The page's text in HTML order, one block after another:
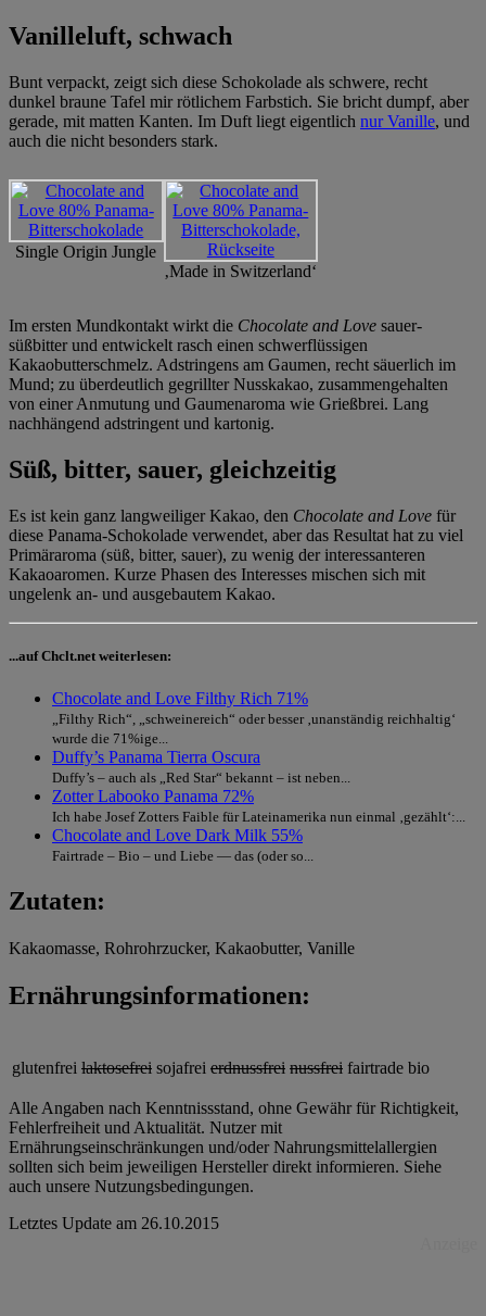
Vanilleluft, schwach
Bunt verpackt, zeigt sich diese Schokolade als schwere, recht
dunkel braune Tafel mir rötlichem Farbstich. Sie bricht dumpf, aber
gerade, mit matten Kanten. Im Duft liegt eigentlich nur Vanille, und
auch die nicht besonders stark.
Single Origin Jungle
‚Made in Switzerland‘
Im ersten Mundkontakt wirkt die Chocolate and Love sauer-
süßbitter und entwickelt rasch einen schwerflüssigen
Kakaobutterschmelz. Adstringens am Gaumen, recht säuerlich im
Mund; zu überdeutlich gegrillter Nusskakao, zusammengehalten
von einer Anmutung und Gaumenaroma wie Grießbrei. Lang
nachhängend adstringent und kartonig.
Süß, bitter, sauer, gleichzeitig
Es ist kein ganz langweiliger Kakao, den Chocolate and Love für
diese Panama-Schokolade verwendet, aber das Resultat hat zu viel
Primäraroma (süß, bitter, sauer), zu wenig der interessanteren
Kakaoaromen. Kurze Phasen des Interesses mischen sich mit
ungelenk an- und ausgebautem Kakao.
...auf Chclt.net weiterlesen:
Chocolate and Love Filthy Rich 71%
„Filthy Rich“, „schweinereich“ oder besser ‚unanständig reichhaltig‘
wurde die 71%ige...
Duffy’s Panama Tierra Oscura
Duffy’s – auch als „Red Star“ bekannt – ist neben...
Zotter Labooko Panama 72%
Ich habe Josef Zotters Faible für Lateinamerika nun einmal ‚gezählt‘:...
Chocolate and Love Dark Milk 55%
Fairtrade – Bio – und Liebe — das (oder so...
Zutaten:
Kakaomasse, Rohrohrzucker, Kakaobutter, Vanille
Ernährungsinformationen:
glutenfrei laktosefrei sojafrei erdnussfrei nussfrei fairtrade bio
Alle Angaben nach Kenntnissstand, ohne Gewähr für Richtigkeit,
Fehlerfreiheit und Aktualität. Nutzer mit
Ernährungseinschränkungen und/oder Nahrungsmittelallergien
sollten sich beim jeweiligen Hersteller direkt informieren. Siehe
auch unsere Nutzungsbedingungen.
Letztes Update am 26.10.2015